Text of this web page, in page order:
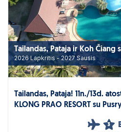
Tailandas, Pataja ir Koh Čiang
2026 Lapkritis - 2027 Sausis
Tailandas, Pataja! 11n./13d.
KLONG PRAO RESORT su
3